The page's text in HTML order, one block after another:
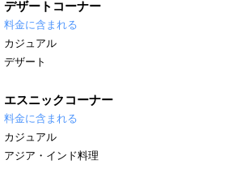
デザートコーナー
料金に含まれる
カジュアル
デザート
エスニックコーナー
料金に含まれる
カジュアル
アジア・インド料理